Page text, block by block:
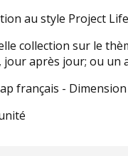
au style Project Life
collection sur le
jour après jour; ou un
français - Dimension